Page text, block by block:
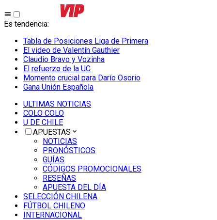
Es tendencia:
Tabla de Posiciones Liga de Primera
El video de Valentín Gauthier
Claudio Bravo y Vozinha
El refuerzo de la UC
Momento crucial para Darío Osorio
Gana Unión Española
ULTIMAS NOTICIAS
COLO COLO
U DE CHILE
APUESTAS
NOTICIAS
PRONÓSTICOS
GUÍAS
CÓDIGOS PROMOCIONALES
RESEÑAS
APUESTA DEL DÍA
SELECCIÓN CHILENA
FÚTBOL CHILENO
INTERNACIONAL